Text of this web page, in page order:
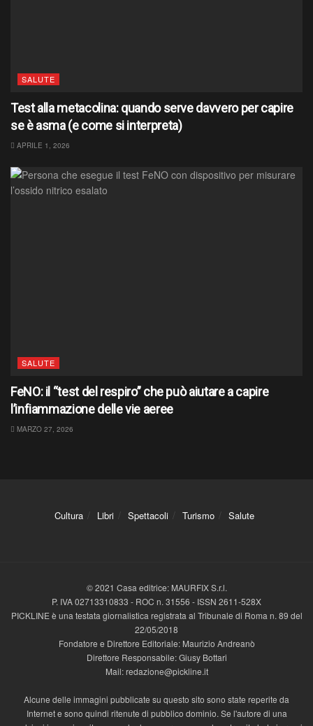
SALUTE
Test alla metacolina: quando serve davvero per capire
se è asma (e come si interpreta)
APRILE 1, 2026
SALUTE
FeNO: il “test del respiro” che può aiutare a capire
l’infiammazione delle vie aeree
MARZO 27, 2026
Cultura Libri Spettacoli Turismo Salute
© 2021 Casa editrice: MAURFIX S.r.l.
P. IVA 02713310833 - ROC n. 31556 - ISSN 2611-528X
PICKLINE è una testata giornalistica registrata al Tribunale di Roma n. 89 del
22/05/2018
Fondatore e Direttore Editoriale: Maurizio Andreanò
Direttore Responsabile: Giusy Bottari
Mail: redazione@pickline.it
Alcune delle immagini pubblicate su questo sito sono state reperite da
Internet e sono quindi ritenute di pubblico dominio. Se l'autore di una